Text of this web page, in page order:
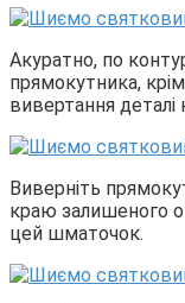
Акуратно, по
прямокутника,
вивертання деталі
Виверніть
краю залишеного
цей шматочок.